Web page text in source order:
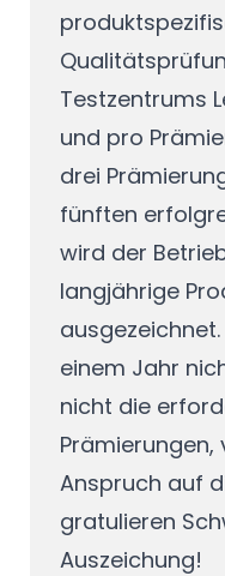
Testzentrums
und pro
drei
fünften
wird der
langjährige
einem Jahr
nicht die
Prämierungen,
Anspruch auf
gratulieren
Auszeichung!